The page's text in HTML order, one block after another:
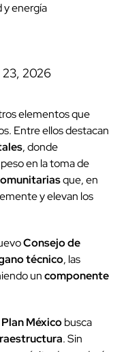
y energía
2026
elementos que
Entre ellos destacan
, donde
en la toma de
que, en
y elevan los
Consejo de
técnico, las
uncomponente
Plan Méxicobusca
. Sin